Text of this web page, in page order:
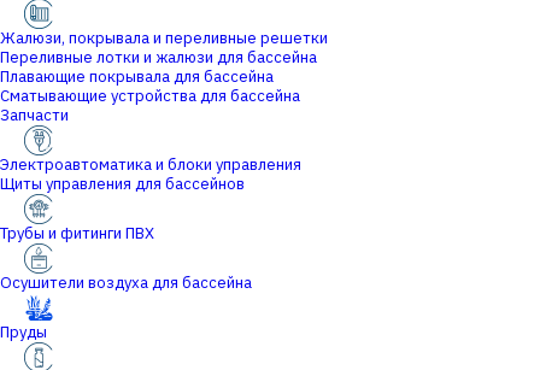
Жалюзи, покрывала и переливные решетки
Переливные лотки и жалюзи для бассейна
Плавающие покрывала для бассейна
Сматывающие устройства для бассейна
Запчасти
Электроавтоматика и блоки управления
Щиты управления для бассейнов
Трубы и фитинги ПВХ
Осушители воздуха для бассейна
Пруды